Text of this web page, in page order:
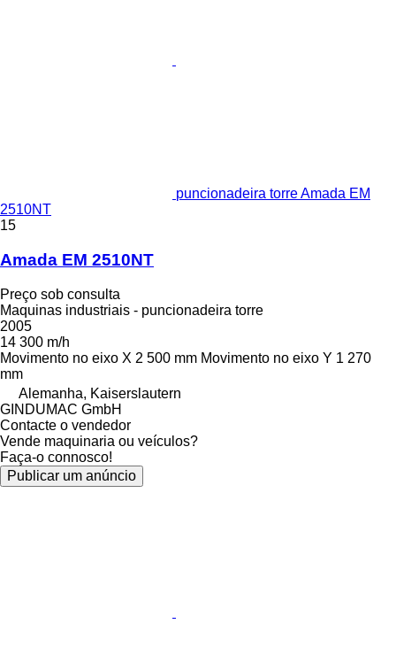
puncionadeira torre Amada EM
2510NT
15
Amada EM 2510NT
Preço sob consulta
Maquinas industriais - puncionadeira torre
2005
14 300 m/h
Movimento no eixo X 2 500 mm Movimento no eixo Y 1 270
mm
Alemanha, Kaiserslautern
GINDUMAC GmbH
Contacte o vendedor
Vende maquinaria ou veículos?
Faça-o connosco!
Publicar um anúncio